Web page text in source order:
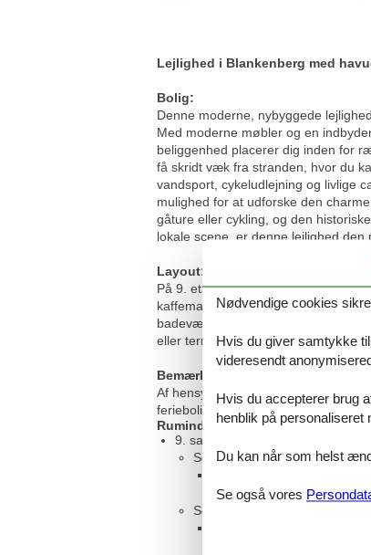
Lejlighed i Blankenberg med
Bolig:
Denne moderne, nybyggede
Med moderne møbler og en
beliggenhed placerer dig inden for
få skridt væk fra stranden, hvor du
vandsport, cykeludlejning og livlige
mulighed for at udforske den
gåture eller cykling, og den
lokale scene, er denne lejlighed
Layout:
På 9. etage: (gang(toilet),
kaffemaskine, ovn, mikrobølgeovn,
badeværelse(dobbeltseng(180 x
eller terrasse, patio, varme(gas),
Bemærk:
Af hensyn til ro, lejes dette
ferieboligen kun kan ske mod
Rumindretning
9. sal
Soveværelse med
Soveværelse
Nødvendige cookies
Hvis du giver samtykke
videresendt
Hvis du accepterer brug
henblik på personaliseret
Du kan når som helst
Se også vores